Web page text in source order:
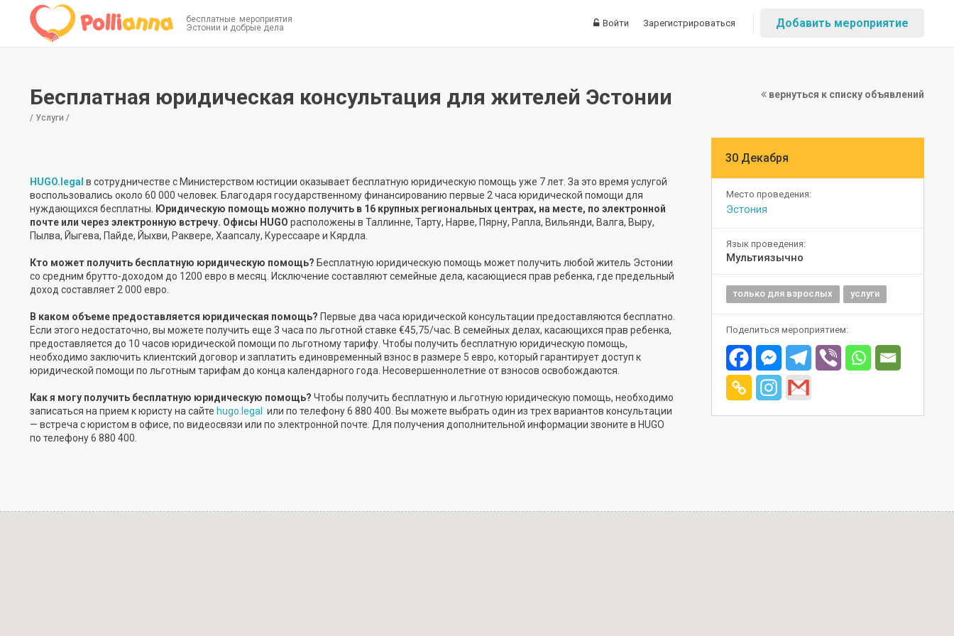
бесплатные мероприятия
Эстонии и добрые дела
Войти Зарегистрироваться Добавить мероприятие
вернуться к списку объявлений
Бесплатная юридическая консультация для жителей Эстонии
/ Услуги /
HUGO.legal в сотрудничестве с Министерством юстиции оказывает бесплатную юридическую помощь уже 7 лет. За это время услугой
воспользовались около 60 000 человек. Благодаря государственному финансированию первые 2 часа юридической помощи для
нуждающихся бесплатны.
Юридическую помощь можно получить в 16 крупных региональных центрах, на месте, по электронной
почте или через электронную встречу. Офисы HUGO расположены в Таллинне, Тарту, Нарве, Пярну, Рапла, Вильянди, Валга, Выру,
Пылва, Йыгева, Пайде, Йыхви, Раквере, Хаапсалу, Курессааре и Кярдла.
Кто может получить бесплатную юридическую помощь? Бесплатную юридическую помощь может получить любой житель Эстонии
со средним брутто-доходом до 1200 евро в месяц. Исключение составляют семейные дела, касающиеся прав ребенка, где предельный
доход составляет 2 000 евро.
В каком объеме предоставляется юридическая помощь? Первые два часа юридической консультации предоставляются бесплатно.
Если этого недостаточно, вы можете получить еще 3 часа по льготной ставке €45,75/час. В семейных делах, касающихся прав ребенка,
предоставляется до 10 часов юридической помощи по льготному тарифу. Чтобы получить бесплатную юридическую помощь,
необходимо заключить клиентский договор и заплатить единовременный взнос в размере 5 евро, который гарантирует доступ к
юридической помощи по льготным тарифам до конца календарного года. Несовершеннолетние от взносов освобождаются.
Как я могу получить бесплатную юридическую помощь? Чтобы получить бесплатную и льготную юридическую помощь, необходимо
записаться на прием к юристу на сайте hugo.legal
или по телефону 6 880 400. Вы можете выбрать один из трех вариантов консультации
— встреча с юристом в офисе, по видеосвязи или по электронной почте. Для получения дополнительной информации звоните в HUGO
по телефону 6 880 400.
30 Декабря
Место проведения:
Эстония
Язык проведения:
Мультиязычно
только для взрослых услуги
Поделиться мероприятием: